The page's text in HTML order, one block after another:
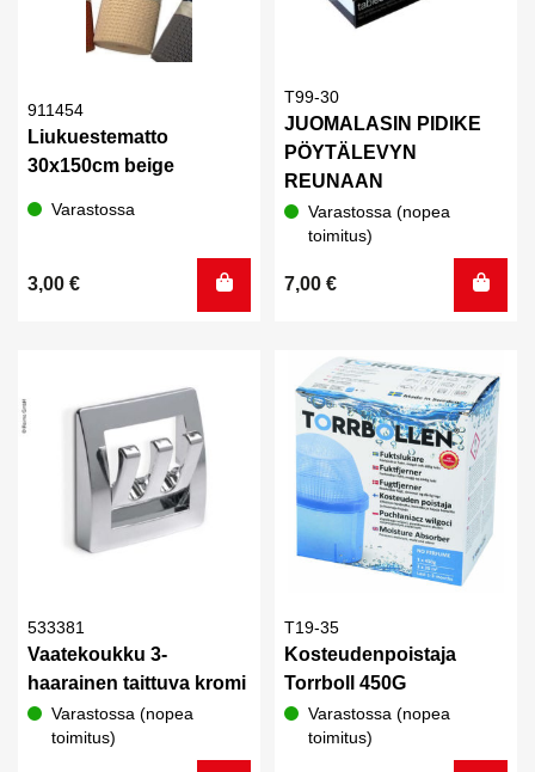
911454
Liukuestematto
30x150cm beige
Varastossa
3,00 €
T99-30
JUOMALASIN PIDIKE
PÖYTÄLEVYN
REUNAAN
Varastossa (nopea
toimitus)
7,00 €
533381
Vaatekoukku 3-
haarainen taittuva kromi
Varastossa (nopea
toimitus)
T19-35
Kosteudenpoistaja
Torrboll 450G
Varastossa (nopea
toimitus)